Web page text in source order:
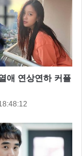
이시언 본명
이시언 일본
애 연상연하 커플